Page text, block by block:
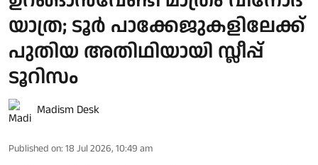
യാത്ര; ടൂർ പാക്കേജുകളിലേക്ക്
പുതിയ അതിഥിയായി സ്ലീപ്പ്
ടൂറിസം
Madism Desk
Published on: 18 Jul 2026, 10:49 am